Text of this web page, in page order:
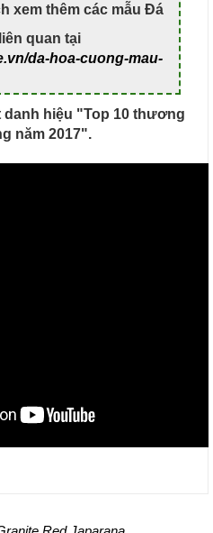
xem thêm các mẫu Đá
quan tại
da-hoa-cuong-mau-
hiệu "Top 10 thương
năm 2017".